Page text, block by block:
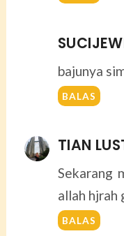
bajunya
BALAS
TIAN
Sekarang
allah hjrah
BALAS